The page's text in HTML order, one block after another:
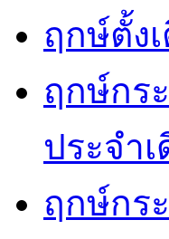
ฤกษ์ตั้ง
ฤกษ์กร
ประจำ
ฤกษ์กร